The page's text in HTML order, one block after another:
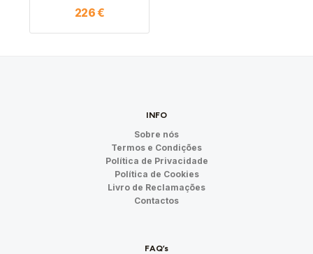
226€
INFO
Sobre nós
Termos e Condições
Política de Privacidade
Política de Cookies
Livro de Reclamações
Contactos
FAQ’s